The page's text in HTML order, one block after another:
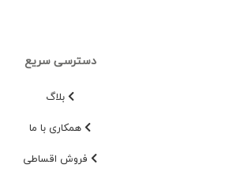
دسترسی سریع
بلاگ
همکاری با ما
فروش اقساطی